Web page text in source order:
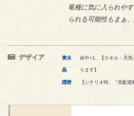
竜種に気に入られや
られる可能性もまぁ、
デザイア
黄水
晶
命中+1、【スキル：天
ります】
隠密 【シナリオ時、『気配